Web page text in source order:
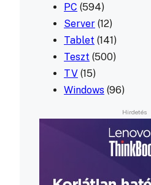
PC (594)
Server (12)
Tablet (141)
Teszt (500)
TV (15)
Windows (96)